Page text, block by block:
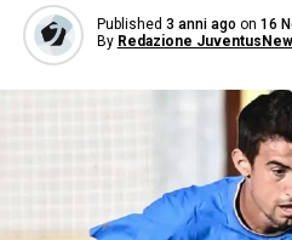
Published 3 anni ago on 16
By Redazione